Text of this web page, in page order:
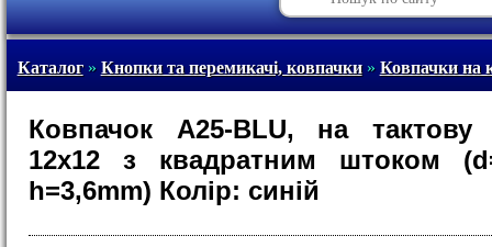
Каталог» Кнопки та перемикачі, ковпачки» Ковпачки на
Ковпачок A25-BLU, на тактову
12х12 з квадратним штоком
h=3,6mm) Колір: синій